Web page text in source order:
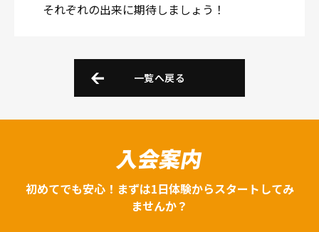
それぞれの出来に期待しましょう！
一覧へ戻る
入会案内
初めてでも安心！まずは1日体験からスタートしてみ
ませんか？